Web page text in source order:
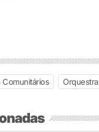
Comunitários Orquestra